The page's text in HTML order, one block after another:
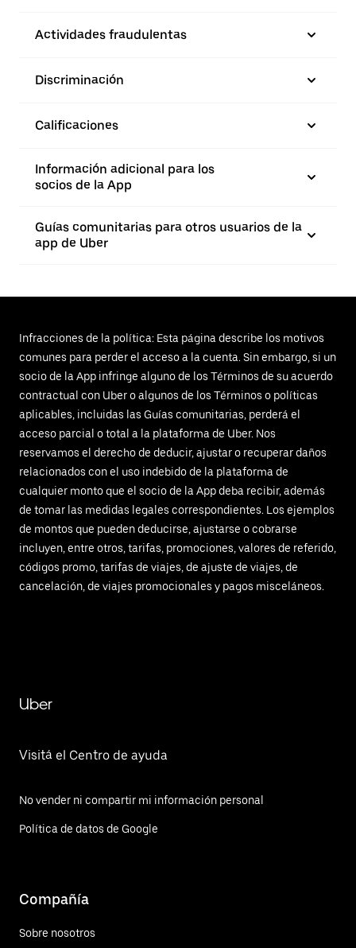
Actividades fraudulentas
Discriminación
Calificaciones
Información adicional para los
socios de la App
Guías comunitarias para otros usuarios de la
app de Uber
Infracciones de la política: Esta página describe los motivos
comunes para perder el acceso a la cuenta. Sin embargo, si un
socio de la App infringe alguno de los Términos de su acuerdo
contractual con Uber o algunos de los Términos o políticas
aplicables, incluidas las Guías comunitarias, perderá el
acceso parcial o total a la plataforma de Uber. Nos
reservamos el derecho de deducir, ajustar o recuperar daños
relacionados con el uso indebido de la plataforma de
cualquier monto que el socio de la App deba recibir, además
de tomar las medidas legales correspondientes. Los ejemplos
de montos que pueden deducirse, ajustarse o cobrarse
incluyen, entre otros, tarifas, promociones, valores de referido,
códigos promo, tarifas de viajes, de ajuste de viajes, de
cancelación, de viajes promocionales y pagos misceláneos.
Uber
Visitá el Centro de ayuda
No vender ni compartir mi información personal
Política de datos de Google
Compañía
Sobre nosotros